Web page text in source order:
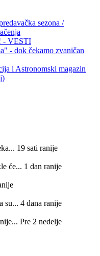
sezona /
- VESTI
- dok čekamo zvaničan
i Astronomski magazin
19 sati ranije
će... 1 dan ranije
su... 4 dana ranije
Pre 2 nedelje